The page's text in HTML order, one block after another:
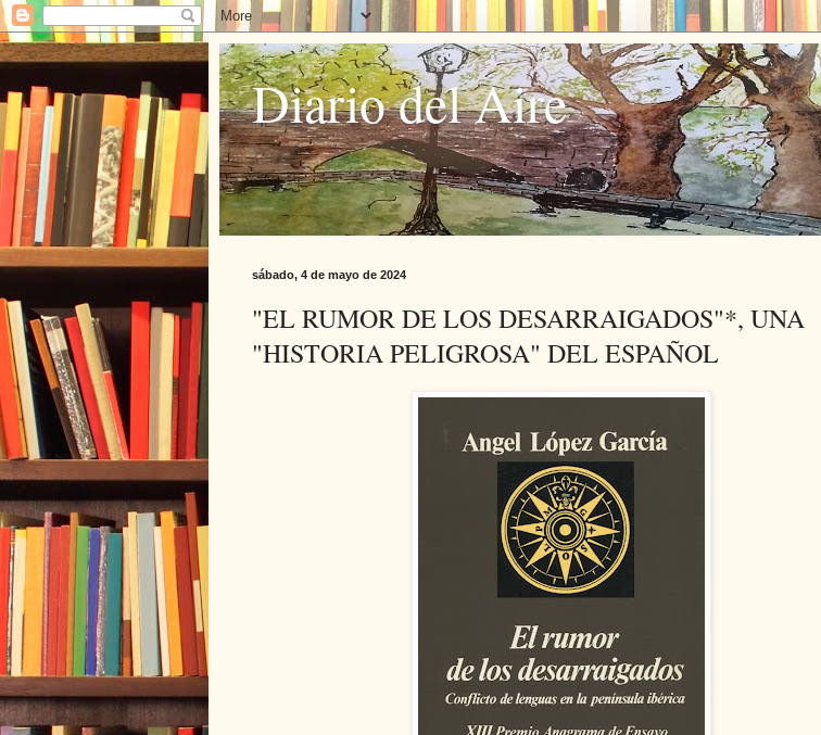
Diario del Aire
sábado, 4 de mayo de 2024
"EL RUMOR DE LOS DESARRAIGADOS"*, UNA
"HISTORIA PELIGROSA" DEL ESPAÑOL